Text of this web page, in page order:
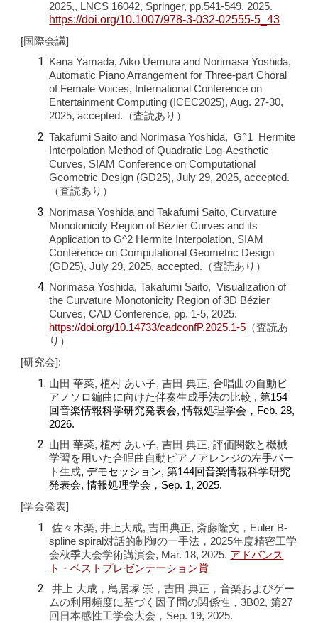
2025,, LNCS 16042, Springer, pp.541-549, 2025.
https://doi.org/10.1007/978-3-032-02555-5_43
[国際会議]
Kana Yamada, Aiko Uemura and Norimasa Yoshida,
Automatic Piano Arrangement for Three-part Choral
of Female Voices, International Conference on
Entertainment Computing (ICEC2025), Aug. 27-30,
2025, accepted. （査読あり）
Takafumi Saito and Norimasa Yoshida, G^1 Hermite
Interpolation Method of Quadratic Log-Aesthetic
Curves, SIAM Conference on Computational
Geometric Design (GD25), July 29, 2025, accepted.
（査読あり）
Norimasa Yoshida and Takafumi Saito, Curvature
Monotonicity Region of Bézier Curves and its
Application to G^2 Hermite Interpolation, SIAM
Conference on Computational Geometric Design
(GD25), July 29, 2025, accepted.（査読あり）
Norimasa Yoshida, Takafumi Saito, Visualization of
the Curvature Monotonicity Region of 3D Bézier
Curves, CAD Conference, pp. 1-5, 2025.
https://doi.org/10.14733/cadconfP.2025.1-5 （査読あ
り）
[研究会]:
山田 華菜, 植村 あい子, 吉田 典正,合唱曲の自動ピ
アノソロ編曲に向けた伴奏生成手法の比較 , 第154
回音楽情報科学研究発表会, 情報処理学会， Feb. 28,
2026.
山田 華菜, 植村 あい子, 吉田 典正,評価関数と機械
学習を用いた合唱曲自動ピアノアレンジの左手パー
ト生成, デモセッション, 第144回音楽情報科学研究
発表会, 情報処理学会，Sep. 1, 2025.
[学会発表]
佐々木楽, 井上大成, 吉田典正, 斎藤隆文，Euler B-
splinespiral対話的制御の一手法，2025年度精密工学
会秋季大会学術講演会, Mar. 18, 2025. アドバンス
ト・ベストプレゼンテーション賞
井上 大成，鳥居塚 崇，吉田 典正，音楽およびゲー
ムの利用頻度に基づく因子間の関係性，3B02, 第27
回日本感性工学会大会，Sep. 19, 2025.